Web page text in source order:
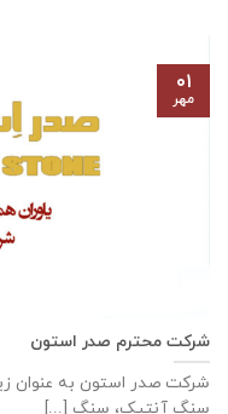
شرکت محترم صدر استون
شرکت صدر استون به عنوان
سنگ آنتیک، سنگ [...]
۰۱
مهر